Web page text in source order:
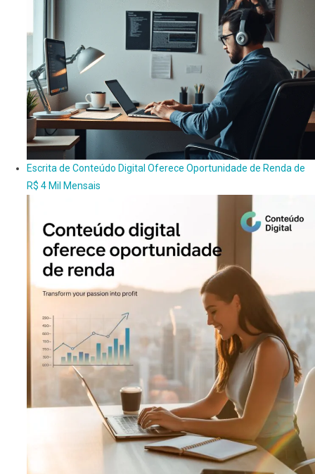
Escrita de Conteúdo Digital Oferece Oportunidade de Renda de
R$ 4 Mil Mensais